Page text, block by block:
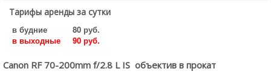
Тарифы аренды за сутки
в будние
80 руб.
в выходные
90 руб.
Canon RF 70-200mm f/2.8 L IS объектив в прокат